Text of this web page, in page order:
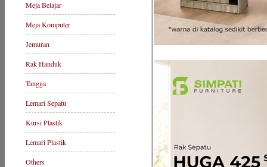
Meja Belajar
Meja Komputer
Jemuran
Rak Handuk
Tangga
Lemari Sepatu
Kursi Plastik
Lemari Plastik
Others